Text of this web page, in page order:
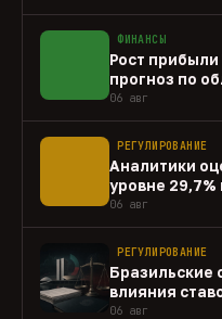
ФИНАНСЫ
Рост
прогноз по
capex
06 авг
РЕГУЛИРОВАНИЕ
Аналитики
уровне 29,7%
06 авг
РЕГУЛИРОВАНИЕ
Бразильские
влияния
06 авг